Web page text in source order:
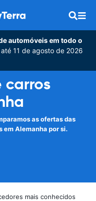
automóveis em todo o
11 de agosto de 2026
carros
as ofertas das
em Alemanha por si.
mais conhecidos